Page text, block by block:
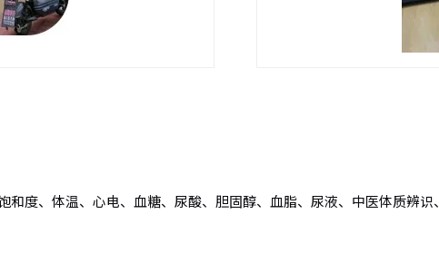
度、体温、心电、血糖、尿酸、胆固醇、血脂、尿液、中医体质辨